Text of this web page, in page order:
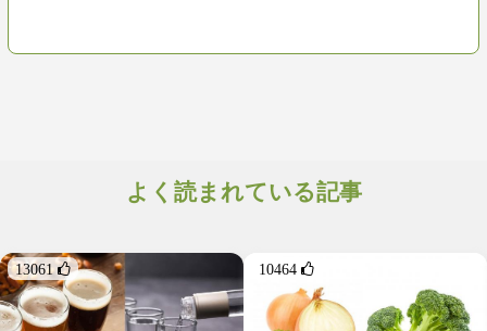
よく読まれている記事
13061  10464 